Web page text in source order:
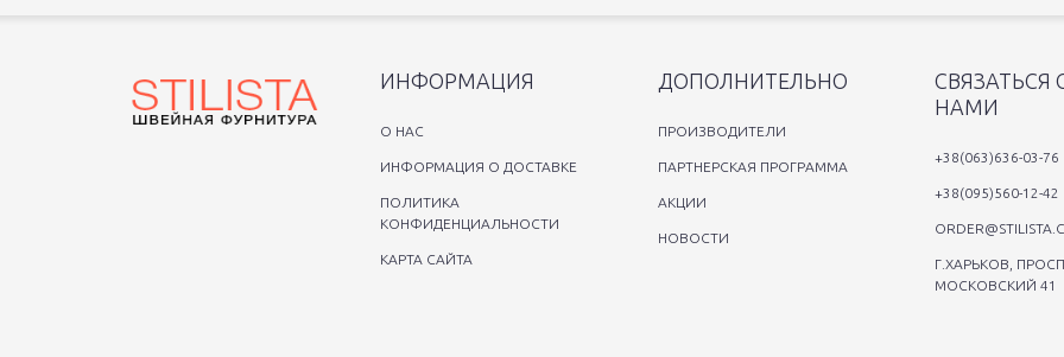
ИНФОРМАЦИЯ
O НАС
ИНФОРМАЦИЯ О ДОСТАВКЕ
ПОЛИТИКА
КОНФИДЕНЦИАЛЬНОСТИ
КАРТА САЙТА
ДОПОЛНИТЕЛЬНО
ПРОИЗВОДИТЕЛИ
ПАРТНЕРСКАЯ ПРОГРАММА
АКЦИИ
НОВОСТИ
СВЯЗАТЬСЯ
НАМИ
+38(063)636-03-76
+38(095)560-12-42
Г.ХАРЬКОВ, ПРОСП.
МОСКОВСКИЙ 41